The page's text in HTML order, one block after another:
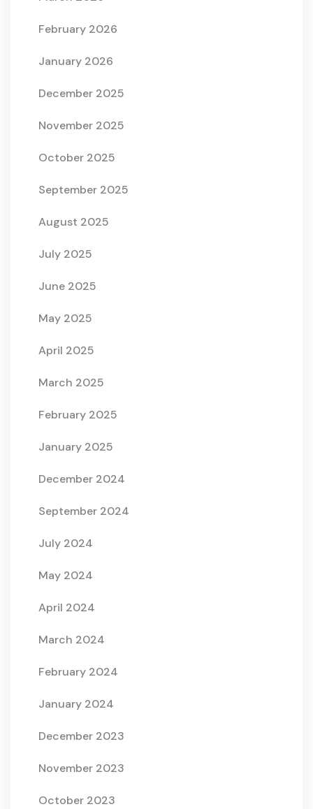
February 2026
January 2026
December 2025
November 2025
October 2025
September 2025
August 2025
July 2025
June 2025
May 2025
April 2025
March 2025
February 2025
January 2025
December 2024
September 2024
July 2024
May 2024
April 2024
March 2024
February 2024
January 2024
December 2023
November 2023
October 2023